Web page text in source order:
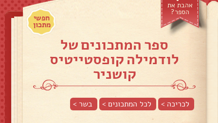
אהבת את
הספר?
חפשי
מתכון
ספר המתכונים של
לודמילה קופסטייטיס
קושניר
לכריכה > לכל המתכונים > בשר >